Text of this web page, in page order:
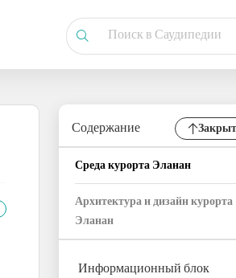
Содержание
Среда курорта Эланан
Архитектура и дизайн курорта
Эланан
Информационный блок